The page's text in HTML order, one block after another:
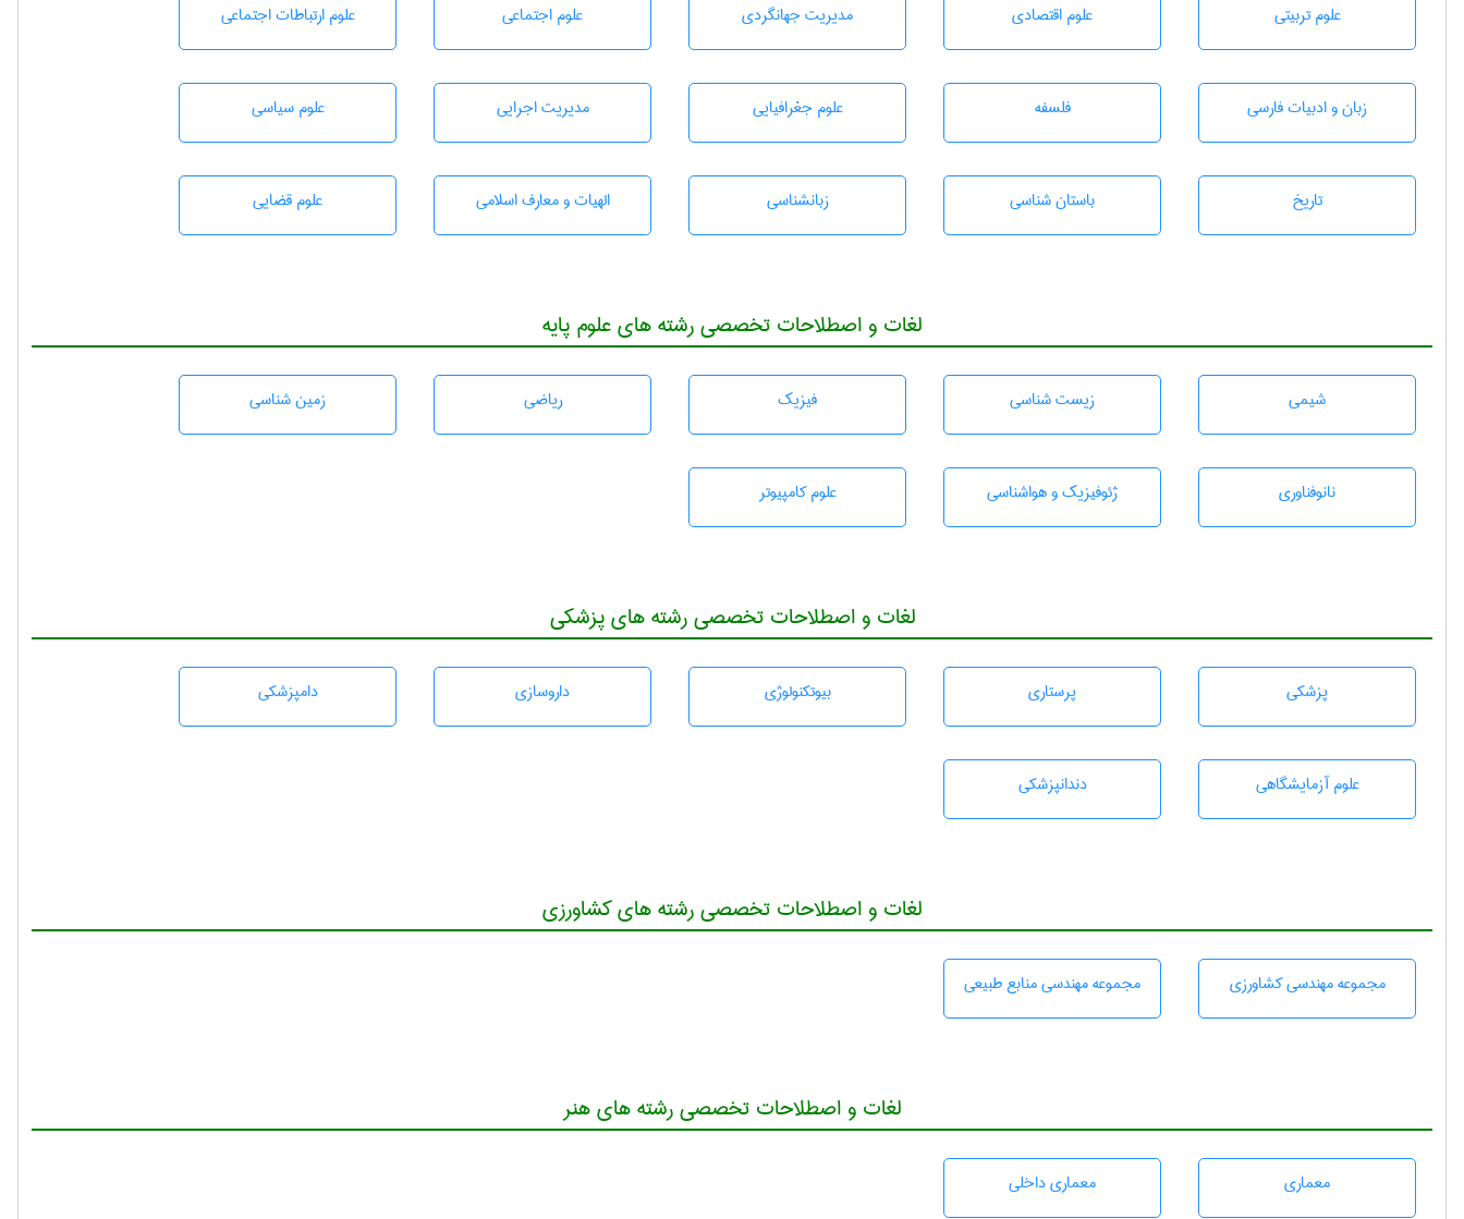
علوم تربيتی علوم اقتصادی مديريت جهانگردی علوم اجتماعی علوم ارتباطات اجتماعی
زبان و ادبيات فارسی فلسفه علوم جغرافيايی مديريت اجرايی علوم سياسی
تاريخ باستان شناسی زبانشناسی الهیات و معارف اسلامی علوم قضایی
لغات و اصطلاحات تخصصی رشته های علوم پایه
شيمی زيست شناسی فیزیک رياضی زمين شناسی
نانوفناوری ژئوفيزيك و هواشناسی علوم کامپیوتر
لغات و اصطلاحات تخصصی رشته های پزشکی
پزشكی پرستاری بيوتكنولوژی داروسازی دامپزشكی
علوم آزمايشگاهی دندانپزشكی
لغات و اصطلاحات تخصصی رشته های کشاورزی
مجموعه مهندسی كشاورزی مجموعه مهندسی منابع طبيعی
لغات و اصطلاحات تخصصی رشته های هنر
معماری معماری داخلی